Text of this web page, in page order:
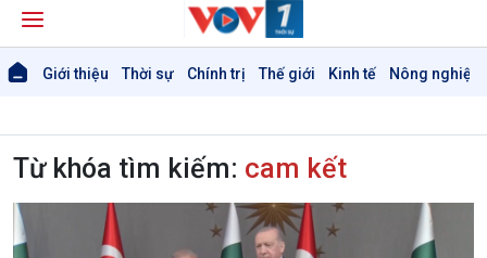
Giới thiệu Thời sự Chính trị Thế giới Kinh tế Nông nghiệp
Từ khóa tìm kiếm: cam kết